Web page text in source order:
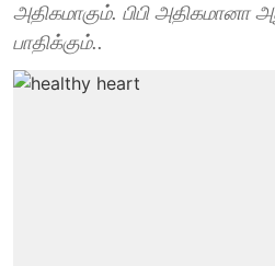
அதிகமாகும். பிபி
பாதிக்கும்..